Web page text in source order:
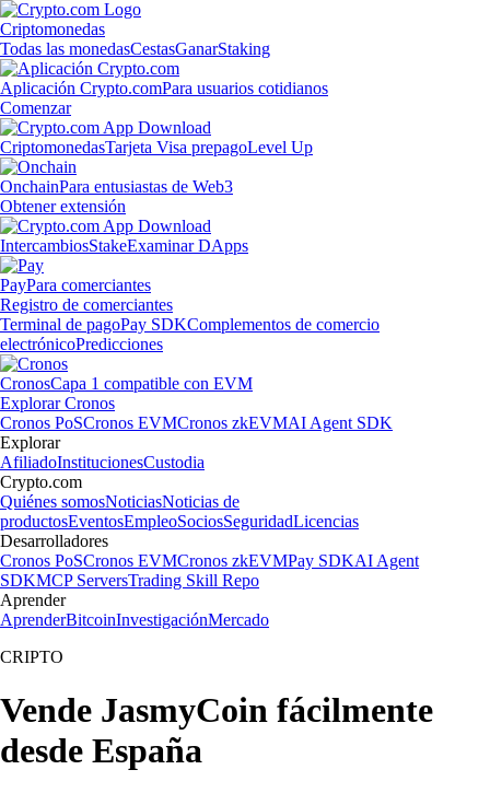
Criptomonedas
Todas las monedasCestasGanarStaking
Aplicación Crypto.comPara usuarios cotidianos
Comenzar
CriptomonedasTarjeta Visa prepagoLevel Up
OnchainPara entusiastas de Web3
Obtener extensión
IntercambiosStakeExaminar DApps
PayPara comerciantes
Registro de comerciantes
Terminal de pagoPay SDKComplementos de comercio
electrónicoPredicciones
CronosCapa 1 compatible con EVM
Explorar Cronos
Cronos PoSCronos EVMCronos zkEVMAI Agent SDK
Explorar
AfiliadoInstitucionesCustodia
Crypto.com
Quiénes somosNoticiasNoticias de
productosEventosEmpleoSociosSeguridadLicencias
Desarrolladores
Cronos PoSCronos EVMCronos zkEVMPay SDKAI Agent
SDKMCP ServersTrading Skill Repo
Aprender
AprenderBitcoinInvestigaciónMercado
CRIPTO
Vende JasmyCoin fácilmente
desde España